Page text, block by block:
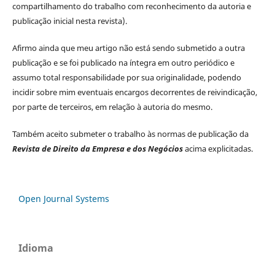
compartilhamento do trabalho com reconhecimento da autoria e
publicação inicial nesta revista).
Afirmo ainda que meu artigo não está sendo submetido a outra
publicação e se foi publicado na íntegra em outro periódico e
assumo total responsabilidade por sua originalidade, podendo
incidir sobre mim eventuais encargos decorrentes de reivindicação,
por parte de terceiros, em relação à autoria do mesmo.
Também aceito submeter o trabalho às normas de publicação da
Revista de Direito da Empresa e dos Negóciosacima explicitadas.
Open Journal Systems
Idioma